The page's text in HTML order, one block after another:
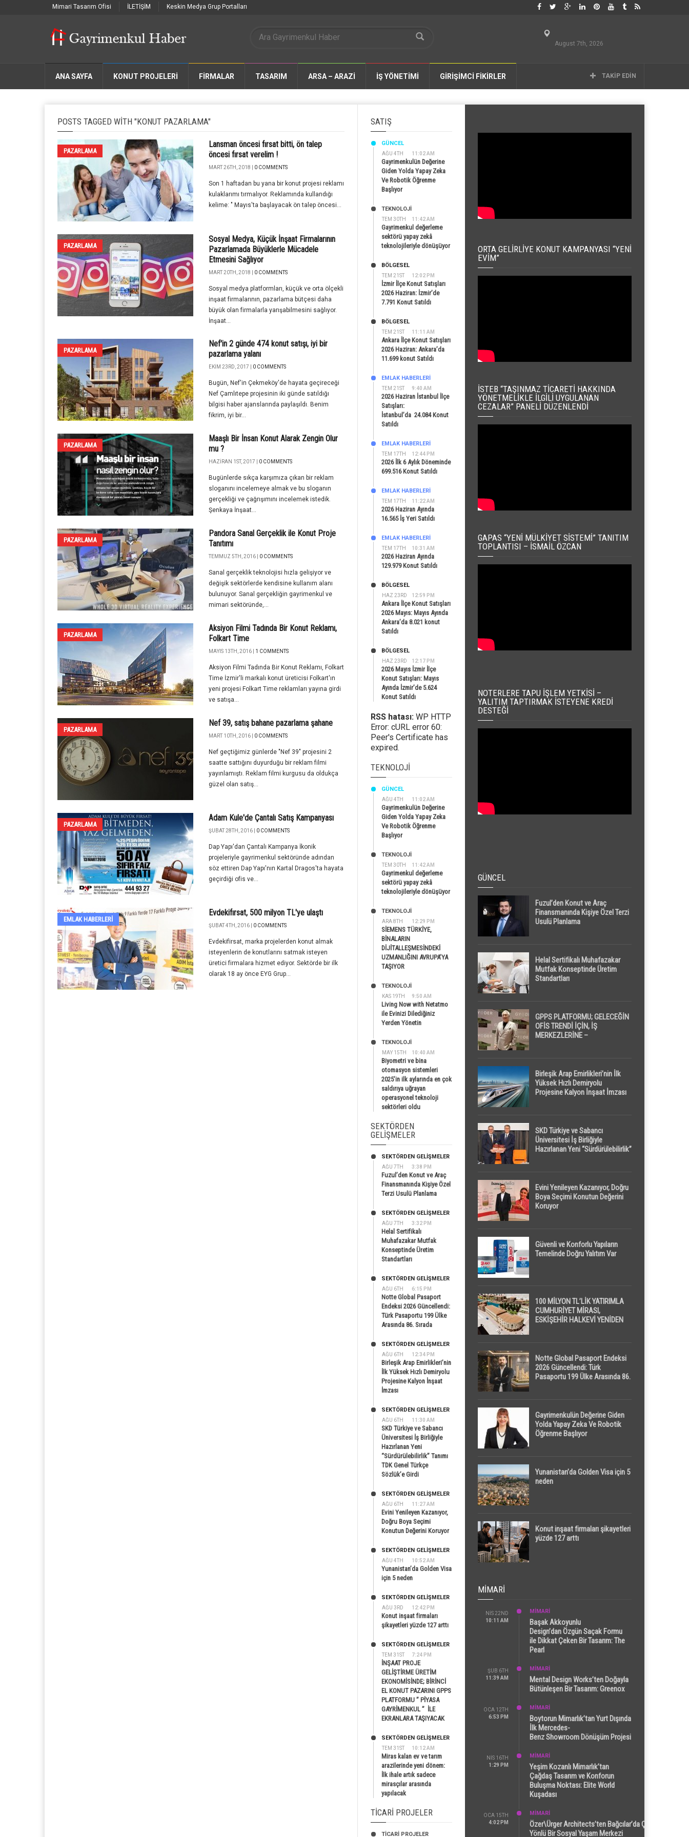
Mimari Tasarım Ofisi İLETİŞİM Keskin Medya Grup Portalları
August 7th, 2026
ANA SAYFA KONUT PROJELERİ FIRMALAR TASARIM ARSA – ARAZİ İŞ YÖNETİMİ GİRİŞİMCİ FİKİRLER TAKIP EDIN
POSTS TAGGED WITH "KONUT PAZARLAMA"
PAZARLAMA
Lansman öncesi fırsat bitti, ön talep
öncesi fırsat verelim !
MART 26TH, 2018 | 0 COMMENTS
Son 1 haftadan bu yana bir konut projesi reklamı
kulaklarımı tırmalıyor. Reklamında kullandığı
kelime: " Mayıs'ta başlayacak ön talep öncesi...
PAZARLAMA
Sosyal Medya, Küçük İnşaat Firmalarının
Pazarlamada Büyüklerle Mücadele
Etmesini Sağlıyor
MART 20TH, 2018 | 0 COMMENTS
Sosyal medya platformları, küçük ve orta ölçekli
inşaat firmalarının, pazarlama bütçesi daha
büyük olan firmalarla yarışabilmesini sağlıyor.
İnşaat...
PAZARLAMA
Nef'in 2 günde 474 konut satışı, iyi bir
pazarlama yalanı
EKIM 23RD, 2017 | 0 COMMENTS
Bugün, Nef'in Çekmeköy'de hayata geçireceği
Nef Çamlıtepe projesinin iki günde satıldığı
bilgisi haber ajanslarında paylaşıldı. Benim
fikrim, iyi bir...
PAZARLAMA
Maaşlı Bir İnsan Konut Alarak Zengin Olur
mu ?
HAZIRAN 1ST, 2017 | 0 COMMENTS
Bugünlerde sıkça karşımıza çıkan bir reklam
sloganını incelemeye almak ve bu sloganın
gerçekliği ve çağrışımını incelemek istedik.
Şenkaya İnşaat...
PAZARLAMA
Pandora Sanal Gerçeklik ile Konut Proje
Tanıtımı
TEMMUZ 5TH, 2016 | 0 COMMENTS
Sanal gerçeklik teknolojisi hızla gelişiyor ve
değişik sektörlerde kendisine kullanım alanı
bulunuyor. Sanal gerçekliğin gayrimenkul ve
mimari sektöründe,...
PAZARLAMA
Aksiyon Filmi Tadında Bir Konut Reklamı,
Folkart Time
MAYIS 13TH, 2016 | 1 COMMENTS
Aksiyon Filmi Tadında Bir Konut Reklamı, Folkart
Time İzmir'li markalı konut üreticisi Folkart'ın
yeni projesi Folkart Time reklamları yayına girdi
ve satışa...
PAZARLAMA
Nef 39, satış bahane pazarlama şahane
MART 10TH, 2016 | 0 COMMENTS
Nef geçtiğimiz günlerde "Nef 39" projesini 2
saatte sattığını duyurduğu bir reklam filmi
yayınlamıştı. Reklam filmi kurgusu da oldukça
güzel olan satış...
PAZARLAMA
Adam Kule'de Çantalı Satış Kampanyası
ŞUBAT 28TH, 2016 | 0 COMMENTS
Dap Yapı'dan Çantalı Kampanya İkonik
projeleriyle gayrimenkul sektöründe adından
söz ettiren Dap Yapı'nın Kartal Dragos'ta hayata
geçirdiği ofis ve...
EMLAK HABERLERI
Evdekifırsat, 500 milyon TL'ye ulaştı
ŞUBAT 4TH, 2016 | 0 COMMENTS
Evdekifirsat, marka projelerden konut almak
isteyenlerin de konutlarını satmak isteyen
üretici firmalara hizmet ediyor. Sektörde bir ilk
olarak 18 ay önce EYG Grup...
SATIŞ
AĞU 4TH 11:02 AM
GÜNCEL
Gayrimenkulün Değerine
Giden Yolda Yapay Zeka
Ve Robotik Öğrenme
Başlıyor
TEM 30TH 11:42 AM
TEKNOLOJİ
Gayrimenkul değerleme
sektörü yapay zekâ
teknolojileriyle dönüşüyor
TEM 21ST 12:02 PM
BÖLGESEL
İzmir İlçe Konut Satışları
2026 Haziran: İzmir’de
7.791 Konut Satıldı
TEM 21ST 11:11 AM
BÖLGESEL
Ankara İlçe Konut Satışları
2026 Haziran: Ankara’da
11.699 konut Satıldı
TEM 21ST 9:40 AM
EMLAK HABERLERI
2026 Haziran İstanbul İlçe
Satışları:
İstanbul’da 24.084 Konut
Satıldı
TEM 17TH 12:44 PM
EMLAK HABERLERI
2026 İlk 6 Aylık Döneminde
699.516 Konut Satıldı
TEM 17TH 11:22 AM
EMLAK HABERLERI
2026 Haziran Ayında
16.565 İş Yeri Satıldı
TEM 17TH 10:31 AM
EMLAK HABERLERI
2026 Haziran Ayında
129.979 Konut Satıldı
HAZ 23RD 12:59 PM
BÖLGESEL
Ankara İlçe Konut Satışları
2026 Mayıs: Mayıs Ayında
Ankara’da 8.021 konut
Satıldı
HAZ 23RD 12:17 PM
BÖLGESEL
2026 Mayıs İzmir İlçe
Konut Satışları: Mayıs
Ayında İzmir’de 5.624
Konut Satıldı
RSS hatası: WP HTTP
Error: cURL error 60:
Peer's Certificate has
expired.
TEKNOLOJI
AĞU 4TH 11:02 AM
GÜNCEL
Gayrimenkulün Değerine
Giden Yolda Yapay Zeka
Ve Robotik Öğrenme
Başlıyor
TEM 30TH 11:42 AM
TEKNOLOJİ
Gayrimenkul değerleme
sektörü yapay zekâ
teknolojileriyle dönüşüyor
ARA 8TH 12:29 PM
TEKNOLOJİ
SİEMENS TÜRKİYE,
BİNALARIN
DİJİTALLEŞMESİNDEKİ
UZMANLIĞINI AVRUPA’YA
TAŞIYOR
KAS 19TH 9:50 AM
TEKNOLOJİ
Living Now with Netatmo
ile Evinizi Dilediğiniz
Yerden Yönetin
MAY 15TH 10:40 AM
TEKNOLOJİ
Biyometri ve bina
otomasyon sistemleri
2025’in ilk aylarında en çok
saldırıya uğrayan
operasyonel teknoloji
sektörleri oldu
SEKTÖRDEN
GELIŞMELER
AĞU 7TH 3:38 PM
SEKTÖRDEN GELIŞMELER
Fuzul’den Konut ve Araç
Finansmanında Kişiye Özel
Terzi Usulü Planlama
AĞU 7TH 3:32 PM
SEKTÖRDEN GELIŞMELER
Helal Sertifikalı
Muhafazakar Mutfak
Konseptinde Üretim
Standartları
AĞU 6TH 6:15 PM
SEKTÖRDEN GELIŞMELER
Notte Global Pasaport
Endeksi 2026 Güncellendi:
Türk Pasaportu 199 Ülke
Arasında 86. Sırada
AĞU 6TH 12:34 PM
SEKTÖRDEN GELIŞMELER
Birleşik Arap Emirlikleri’nin
İlk Yüksek Hızlı Demiryolu
Projesine Kalyon İnşaat
İmzası
AĞU 6TH 11:30 AM
SEKTÖRDEN GELIŞMELER
SKD Türkiye ve Sabancı
Üniversitesi İş Birliğiyle
Hazırlanan Yeni
“Sürdürülebilirlik” Tanımı
TDK Genel Türkçe
Sözlük’e Girdi
AĞU 6TH 11:27 AM
SEKTÖRDEN GELIŞMELER
Evini Yenileyen Kazanıyor,
Doğru Boya Seçimi
Konutun Değerini Koruyor
AĞU 4TH 10:52 AM
SEKTÖRDEN GELIŞMELER
Yunanistan’da Golden Visa
için 5 neden
AĞU 3RD 12:42 PM
SEKTÖRDEN GELIŞMELER
Konut inşaat firmaları
şikayetleri yüzde 127 arttı
TEM 31ST 7:24 PM
SEKTÖRDEN GELIŞMELER
İNŞAAT PROJE
GELİŞTİRME ÜRETİM
EKONOMİSİNDE; BİRİNCİ
EL KONUT PAZARINI GPPS
PLATFORMU ” PİYASA
GAYRİMENKUL ” İLE
EKRANLARA TAŞIYACAK
TEM 31ST 10:12 AM
SEKTÖRDEN GELIŞMELER
Miras kalan ev ve tarım
arazilerinde yeni dönem:
İlk ihale artık sadece
mirasçılar arasında
yapılacak
TICARI PROJELER
TİCARİ PROJELER
ORTA GELIRLIYE KONUT KAMPANYASI “YENI
EVIM”
İSTEB “TAŞINMAZ TICARETI HAKKINDA
YÖNETMELIKLE İLGILI UYGULANAN
CEZALAR” PANELI DÜZENLENDI
GAPAS “YENI MÜLKIYET SISTEMI” TANITIM
TOPLANTISI – İSMAIL ÖZCAN
NOTERLERE TAPU İŞLEM YETKISI –
YALITIM TAPTIRMAK İSTEYENE KREDI
DESTEĞI
GÜNCEL
Fuzul’den Konut ve Araç
Finansmanında Kişiye Özel Terzi
Usulü Planlama
Helal Sertifikalı Muhafazakar
Mutfak Konseptinde Üretim
Standartları
GPPS PLATFORMU; GELECEĞİN
OFİS TRENDİ İÇİN, İŞ
MERKEZLERİNE –
Birleşik Arap Emirlikleri’nin İlk
Yüksek Hızlı Demiryolu
Projesine Kalyon İnşaat İmzası
SKD Türkiye ve Sabancı
Üniversitesi İş Birliğiyle
Hazırlanan Yeni “Sürdürülebilirlik”
Evini Yenileyen Kazanıyor, Doğru
Boya Seçimi Konutun Değerini
Koruyor
Güvenli ve Konforlu Yapıların
Temelinde Doğru Yalıtım Var
100 MİLYON TL’LİK YATIRIMLA
CUMHURİYET MİRASI,
ESKİŞEHİR HALKEVİ YENİDEN
Notte Global Pasaport Endeksi
2026 Güncellendi: Türk
Pasaportu 199 Ülke Arasında 86.
Gayrimenkulün Değerine Giden
Yolda Yapay Zeka Ve Robotik
Öğrenme Başlıyor
Yunanistan’da Golden Visa için 5
neden
Konut inşaat firmaları şikayetleri
yüzde 127 arttı
MIMARI
NIS 22ND
10:11 AM
MİMARİ
Başak Akkoyunlu
Design’dan Özgün Saçak Formu
ile Dikkat Çeken Bir Tasarım: The
Pearl
ŞUB 6TH
11:39 AM
MİMARİ
Mental Design Works’ten Doğayla
Bütünleşen Bir Tasarım: Greenox
OCA 12TH
6:53 PM
MİMARİ
Boytorun Mimarlık’tan Yurt Dışında
İlk Mercedes-
Benz Showroom Dönüşüm Projesi
NIS 16TH
1:29 PM
MİMARİ
Yeşim Kozanlı Mimarlık’tan
Çağdaş Tasarım ve Konforun
Buluşma Noktası: Elite World
Kuşadası
OCA 15TH
4:02 PM
MİMARİ
Özer\Ürger Architects’ten Bağcılar’da Çok
Yönlü Bir Sosyal Yaşam Merkezi